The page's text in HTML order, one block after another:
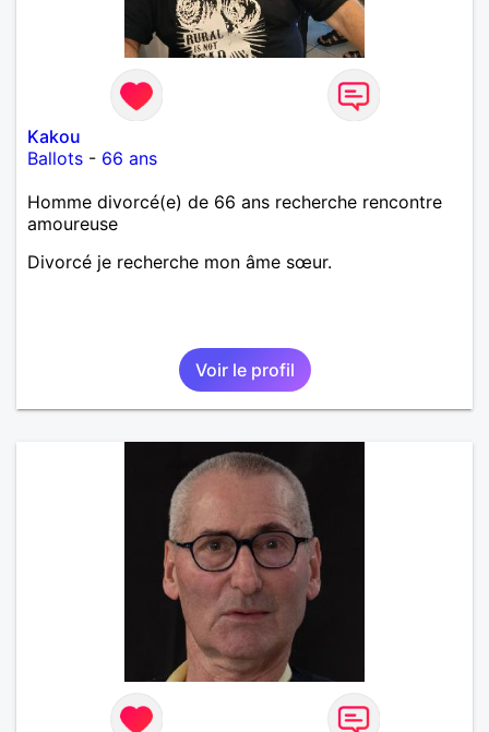
Kakou
Ballots - 66 ans
Homme divorcé(e) de 66 ans recherche rencontre
amoureuse
Divorcé je recherche mon âme sœur.
Voir le profil